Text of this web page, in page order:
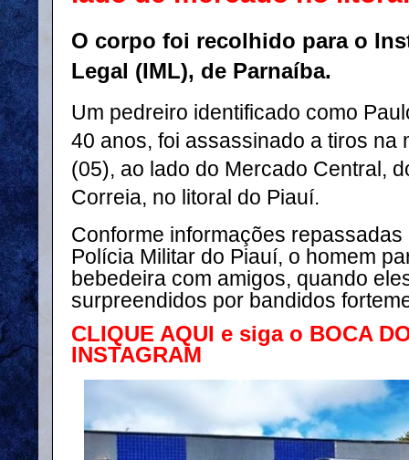
O corpo foi recolhido para o
Legal (IML), de Parnaíba.
Um pedreiro identificado como
40 anos, foi assassinado a tiros na
(05), ao lado do Mercado Central,
Correia, no litoral do Piauí.
Conforme informações repassadas
Polícia Militar do Piauí, o homem
bebedeira com amigos, quando
surpreendidos por bandidos
CLIQUE AQUI e siga o BOCA
INSTAGRAM